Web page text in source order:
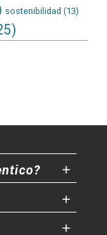
sostenibilidad (13)